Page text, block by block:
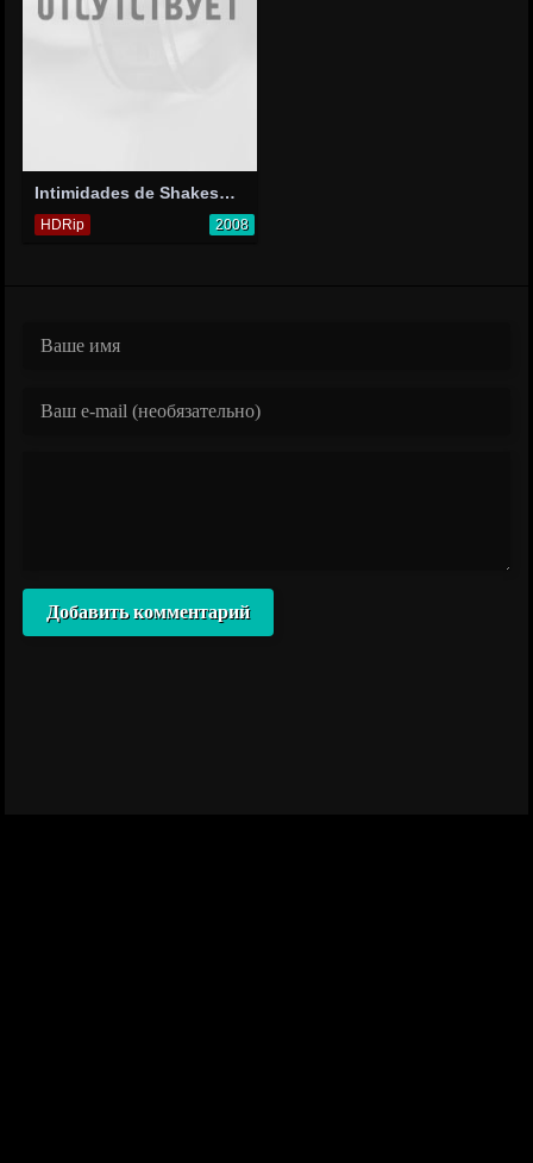
Intimidades de Shakespeare y Víctor Hugo
HDRip 2008
Добавить комментарий